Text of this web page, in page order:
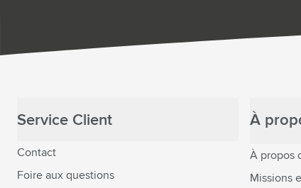
Service Client
Contact
Foire aux questions
À
À propos
Missions